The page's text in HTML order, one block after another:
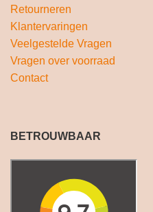
Retourneren
Klantervaringen
Veelgestelde Vragen
Vragen over voorraad
Contact
BETROUWBAAR